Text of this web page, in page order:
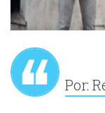
Por: